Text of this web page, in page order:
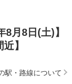
月8日(土)】
】
駅・路線について